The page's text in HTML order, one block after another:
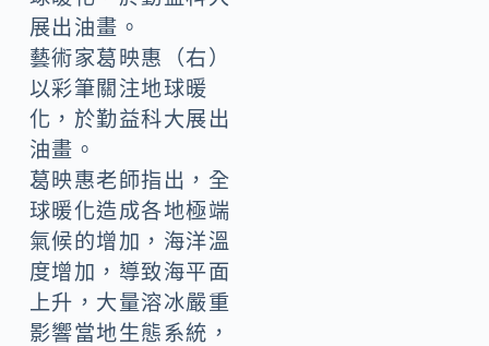
藝術家葛映惠（右）
以彩筆關注地球暖
化，於勤益科大展出
油畫。
葛映惠老師指出，全
球暖化造成各地極端
氣候的增加，海洋溫
度增加，導致海平面
上升，大量溶冰嚴重
影響當地生態系統，